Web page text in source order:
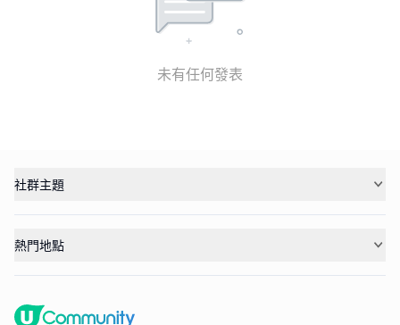
未有任何發表
社群主題
熱門地點